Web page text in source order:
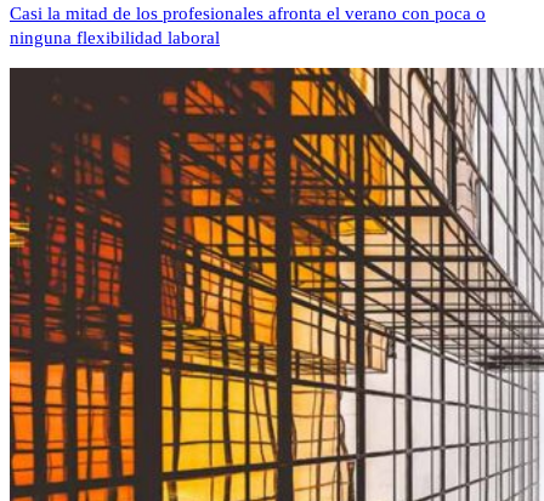
Casi la mitad de los profesionales afronta el verano con poca o
ninguna flexibilidad laboral